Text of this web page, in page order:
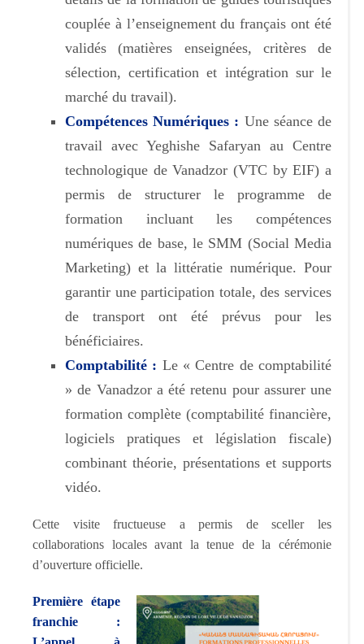
couplée à l’enseignement du français ont été
validés (matières enseignées, critères de
sélection, certification et intégration sur le
marché du travail).
Compétences Numériques : Une séance de
travail avec Yeghishe Safaryan au Centre
technologique de Vanadzor (VTC by EIF) a
permis de structurer le programme de
formation incluant les compétences
numériques de base, le SMM (Social Media
Marketing) et la littératie numérique. Pour
garantir une participation totale, des services
de transport ont été prévus pour les
bénéficiaires.
Comptabilité : Le « Centre de comptabilité
» de Vanadzor a été retenu pour assurer une
formation complète (comptabilité financière,
logiciels pratiques et législation fiscale)
combinant théorie, présentations et supports
vidéo.
Cette visite fructueuse a permis de sceller les
collaborations locales avant la tenue de la cérémonie
d’ouverture officielle.
Première étape
franchie :